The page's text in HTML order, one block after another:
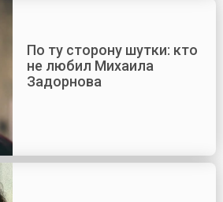
По ту сторону шутки: кто
не любил Михаила
Задорнова